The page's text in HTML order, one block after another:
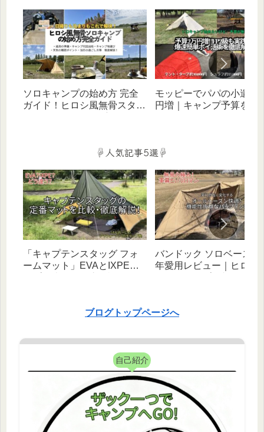
ソロキャンプの始め方 完全
ガイド！ヒロシ風無骨スタイ
モッピーでパパの小遣い
円増｜キャンプ予算を増
☟人気記事5選☟
「キャプテンスタッグ フォ
ームマット」EVAとIXPEタ
バンドック ソロベース
年愛用レビュー｜ヒロシ
ブログトップページへ
自己紹介